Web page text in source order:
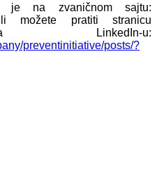
je na zvaničnom sajtu:
pratiti stranicu
LinkedIn-u:
preventinitiative/posts/?